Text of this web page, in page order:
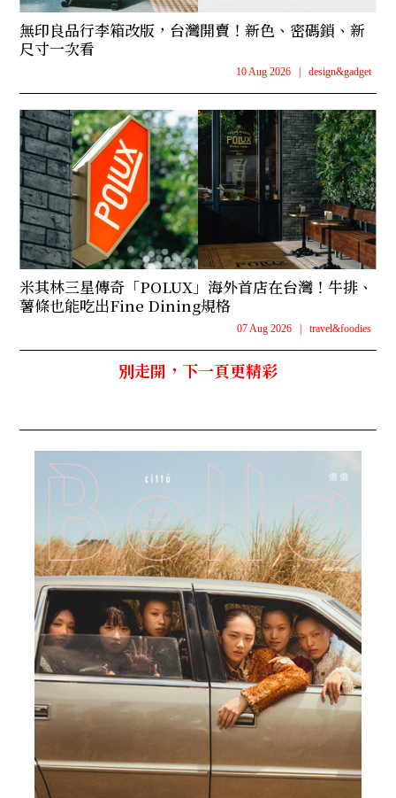
無印良品行李箱改版，台灣開賣！新色、密碼鎖、新
尺寸一次看
10 Aug 2026 | design&gadget
米其林三星傳奇「POLUX」海外首店在台灣！牛排、
薯條也能吃出Fine Dining規格
07 Aug 2026 | travel&foodies
別走開，下一頁更精彩